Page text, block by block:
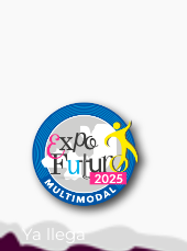
Ya llega